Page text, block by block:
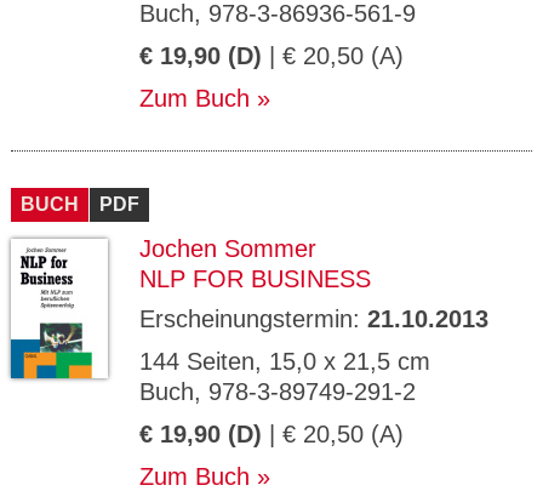
Buch, 978-3-86936-561-9
€ 19,90 (D) | € 20,50 (A)
Zum Buch
BUCH PDF
Jochen Sommer
NLP FOR BUSINESS
Erscheinungstermin: 21.10.2013
144 Seiten, 15,0 x 21,5 cm
Buch, 978-3-89749-291-2
€ 19,90 (D) | € 20,50 (A)
Zum Buch